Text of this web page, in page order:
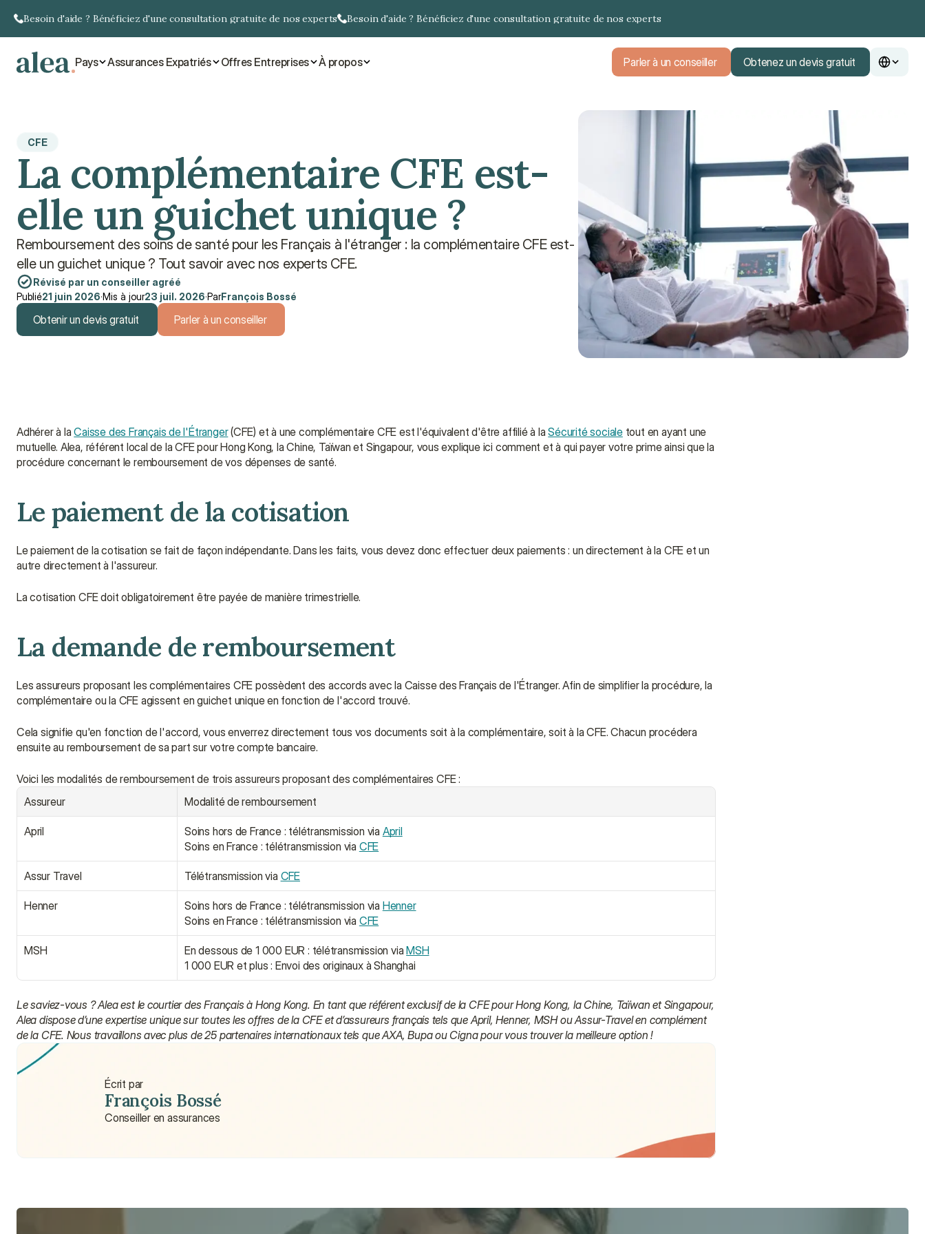
Besoin d'aide ? Bénéficiez d'une consultation gratuite de nos experts Besoin d'aide ? Bénéficiez d'une consultation gratuite de nos experts
Pays Assurances Expatriés Offres Entreprises À propos Parler à un conseiller Obtenez un devis gratuit
CFE
La complémentaire CFE est-
elle un guichet unique ?
Remboursement des soins de santé pour les Français à l'étranger : la complémentaire CFE est-
elle un guichet unique ? Tout savoir avec nos experts CFE.
Révisé par un conseiller agréé
Publié21 juin 2026·Mis à jour23 juil. 2026·ParFrançois Bossé
Obtenir un devis gratuit Parler à un conseiller
Adhérer à la Caisse des Français de l'Étranger (CFE) et à une complémentaire CFE est l'équivalent d'être affilié à la Sécurité sociale tout en ayant une
mutuelle. Alea, référent local de la CFE pour Hong Kong, la Chine, Taïwan et Singapour, vous explique ici comment et à qui payer votre prime ainsi que la
procédure concernant le remboursement de vos dépenses de santé.
Le paiement de la cotisation
Le paiement de la cotisation se fait de façon indépendante. Dans les faits, vous devez donc effectuer deux paiements : un directement à la CFE et un
autre directement à l'assureur.
La cotisation CFE doit obligatoirement être payée de manière trimestrielle.
La demande de remboursement
Les assureurs proposant les complémentaires CFE possèdent des accords avec la Caisse des Français de l'Étranger. Afin de simplifier la procédure, la
complémentaire ou la CFE agissent en guichet unique en fonction de l'accord trouvé.
Cela signifie qu'en fonction de l'accord, vous enverrez directement tous vos documents soit à la complémentaire, soit à la CFE. Chacun procédera
ensuite au remboursement de sa part sur votre compte bancaire.
Voici les modalités de remboursement de trois assureurs proposant des complémentaires CFE :
Assureur
Modalité de remboursement
April Soins hors de France : télétransmission via April
Soins en France : télétransmission via CFE
Assur Travel Télétransmission via CFE
Henner Soins hors de France : télétransmission via Henner
Soins en France : télétransmission via CFE
MSH En dessous de 1 000 EUR : télétransmission via MSH
1 000 EUR et plus : Envoi des originaux à Shanghai
Le saviez-vous ? Alea est le courtier des Français à Hong Kong. En tant que référent exclusif de la CFE pour Hong Kong, la Chine, Taïwan et Singapour,
Alea dispose d’une expertise unique sur toutes les offres de la CFE et d’assureurs français tels que April, Henner, MSH ou Assur-Travel en complément
de la CFE. Nous travaillons avec plus de 25 partenaires internationaux tels que AXA, Bupa ou Cigna pour vous trouver la meilleure option !
Écrit par
François Bossé
Conseiller en assurances